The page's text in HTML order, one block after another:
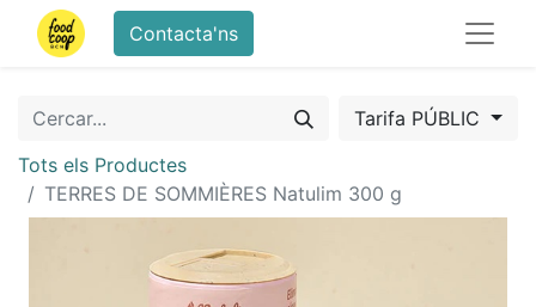
Contacta'ns
Tarifa PÚBLIC
Tots els Productes
TERRES DE SOMMIÈRES Natulim 300 g